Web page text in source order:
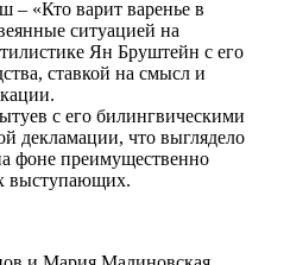
«Кто варит варенье в
ситуацией на
Ян Бруштейн с его
ставкой на смысл и
с его билингвическими
декламации, что выглядело
фоне преимущественно
выступающих.